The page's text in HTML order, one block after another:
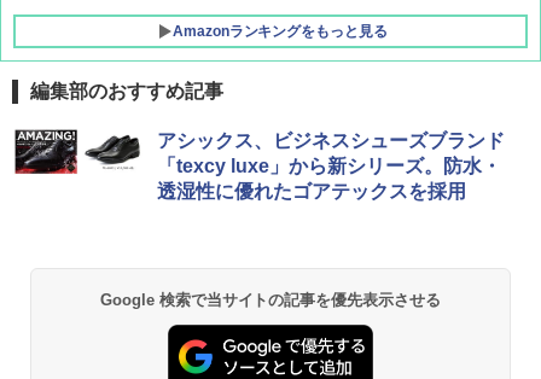
Amazonランキングをもっと見る
DEWEL パラソル 大型 ビーチ アウトドアパ
ラソル ガーデン サイトシート付 折りたたみ
防水 UVカット 4段階高さ調整 軽量 収納袋付
き
BUNDOK(バンドック)ソロ ドーム 1 EX BDK
-08EX カーキ ソロキャンプ ポリエステル フ
レーム テント
編集部のおすすめ記事
アシックス、ビジネスシューズブランド
「texcy luxe」から新シリーズ。防水・
透湿性に優れたゴアテックスを採用
Google 検索で当サイトの記事を優先表示させる